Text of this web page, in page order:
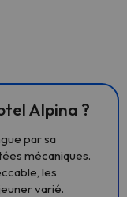
Alpina ?
par sa
mécaniques.
les
varié.